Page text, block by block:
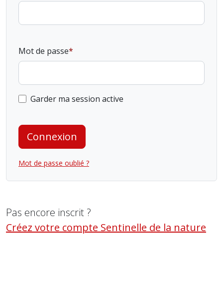
Mot de passe
Garder ma session active
Connexion
Mot de passe oublié ?
Pas encore inscrit ?
Créez votre compte Sentinelle de la nature